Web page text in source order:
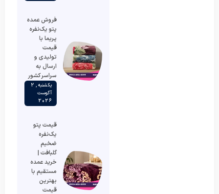
فروش عمده
پتو یک‌نفره
پریما با
قیمت
تولیدی و
ارسال به
سراسر کشور
یکشنبه , 2
آگوست
2026
قیمت پتو
یک‌نفره
ضخیم
گلبافت |
خرید عمده
مستقیم با
بهترین
قیمت